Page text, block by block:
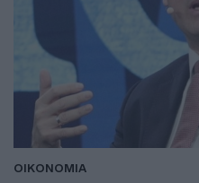
ΟΙΚΟΝΟΜΙΑ